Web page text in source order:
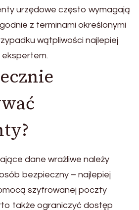
urzędowe często wymagają
z terminami określonymi
wątpliwości najlepiej
ekspertem.
dane wrażliwe należy
bezpieczny – najlepiej
szyfrowanej poczty
także ograniczyć dostęp